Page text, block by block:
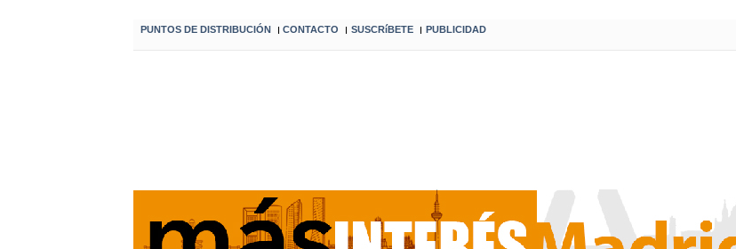
PUNTOS DE DISTRIBUCIÓN I CONTACTO I SUSCRíBETE I PUBLICIDAD